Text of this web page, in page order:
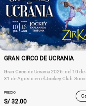
GRAN CIRCO DE UCRANIA
Gran Circo de Ucrania 2026: del 10 de
31 de Agosto en el Jockey Club-Surco
PRECIO
S/ 32.00